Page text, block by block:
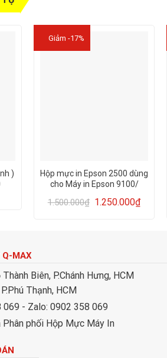
)
Giảm -17%
Hộp mực in Epson 2500 dùng
cho Máy in Epson 9100/
1.500.000₫ 1.250.000₫
MAX
Biên, P.Chánh Hưng, HCM
Thạnh, HCM
069 - Zalo: 0902 358 069
Phân phối Hộp Mực Máy In